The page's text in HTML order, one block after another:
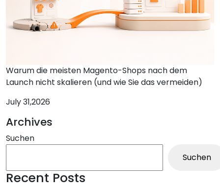
Warum die meisten Magento-Shops nach dem
Launch nicht skalieren (und wie Sie das vermeiden)
July 31,2026
Archives
Suchen
Suchen
Recent Posts